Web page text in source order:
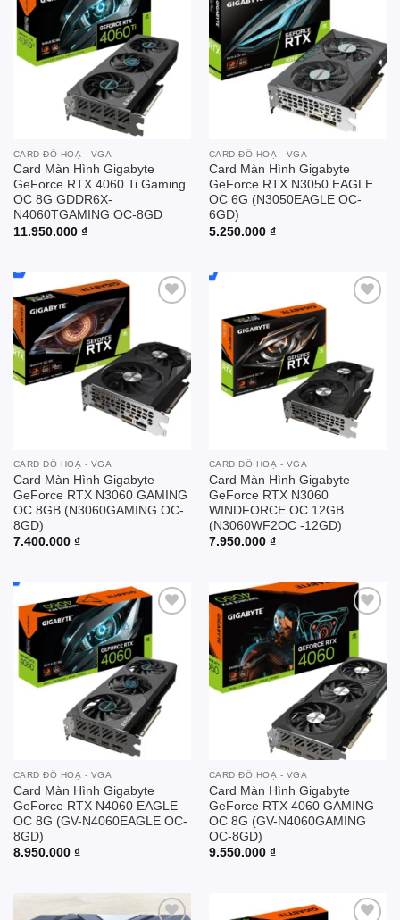
wishlist
CARD ĐỒ HOẠ - VGA
Card Màn Hình Gigabyte
GeForce RTX 4060 Ti Gaming
OC 8G GDDR6X-
N4060TGAMING OC-8GD
11.950.000 ₫
CARD ĐỒ HOẠ - VGA
Card Màn Hình Gigabyte
GeForce RTX N3050 EAGLE
OC 6G (N3050EAGLE OC-
6GD)
5.250.000 ₫
CARD ĐỒ HOẠ - VGA
Card Màn Hình Gigabyte
GeForce RTX N3060 GAMING
OC 8GB (N3060GAMING OC-
8GD)
7.400.000 ₫
CARD ĐỒ HOẠ - VGA
Card Màn Hình Gigabyte
GeForce RTX N3060
WINDFORCE OC 12GB
(N3060WF2OC -12GD)
7.950.000 ₫
wishlist
CARD ĐỒ HOẠ - VGA
Card Màn Hình Gigabyte
GeForce RTX N4060 EAGLE
OC 8G (GV-N4060EAGLE OC-
8GD)
8.950.000 ₫
Add to
wishlist
CARD ĐỒ HOẠ - VGA
Card Màn Hình Gigabyte
GeForce RTX­­ 4060 GAMING
OC 8G (GV-N4060GAMING
OC-8GD)
9.550.000 ₫